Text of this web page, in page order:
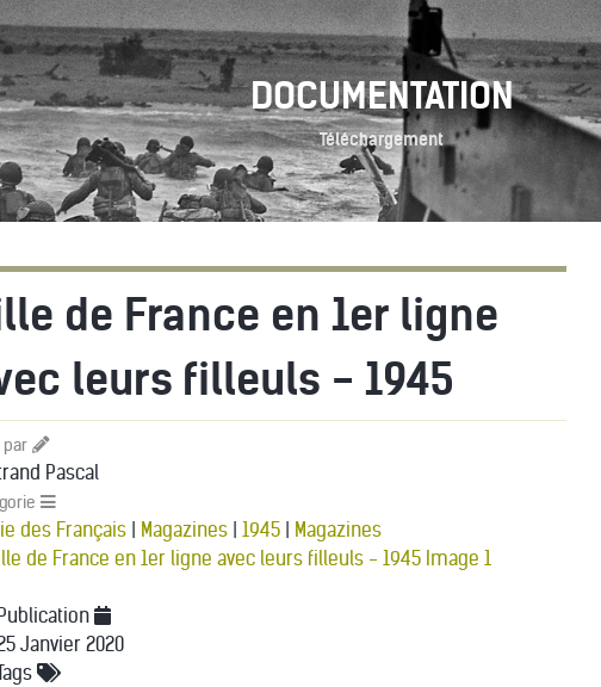
DOCUMENTATION
Téléchargement
de France en 1er ligne
leurs filleuls - 1945
par
Pascal
des Français Magazines 1945 Magazines
Janvier 2020